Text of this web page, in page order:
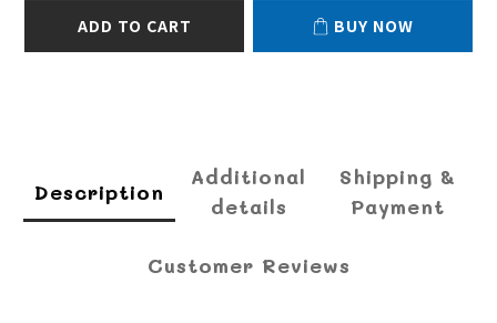
ADD TO CART BUY NOW
Description
Additional
details
Shipping &
Payment
Customer Reviews